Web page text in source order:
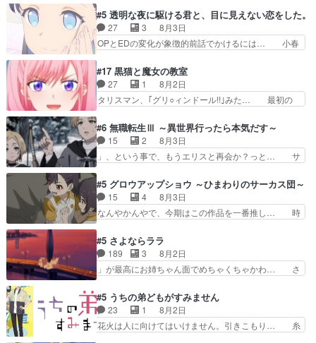
ナとミミも可愛かった2人の関係… 確かに相手に
も家族や大切な人はいるけど、… 白シャツが作業
着みたいなもんなんですかね…
はり出オチ感が否めず、エピソードの打率… 田山
さんが佐々木さんに沼っていく…こんな… 佐々木
さん、腕フェチなんですね笑最近まじ… 佐々木が
ガラケーからスマホに変えるって、… もうドラマ
ゃわない？佐々木さんの優しさ… 先行で見た時よ
り2人のやり取りに癒しを感… ABEMA版の7〜8
話佐々木が実年齢以上…
#5 透明な夜に駆ける君と、目に見えない恋をした。
27 3
8月3日
OPとEDの変化が象徴的前話でかけるには… 小春
か、こんな風に見えてるのかぁ。かける… 完全な
両片思いになりましたねぇ…OPとE… 余計な物
は描かず白く靄がかった小春ちゃん… 光も感じな
い完全な盲目なんやね…おめかし… 母役に能登さ
も描かれていて良かった本当… 股に海豚を挟み水
上バスでの会話を反芻…恋… OPEDとも無人バー
ジョンから主人公２人…
#17 黒猫と魔女の教室
27 1
8月2日
タリスマン、｢グリ○ィンドール!!｣みた… 最初の
ホントスピカが大好きだよね。ツン… 一等級ポテ
ンシャルのアリアちゃん可愛くて… そういや、ア
リアは能力は最上級のくせに、… とうとうアリア
と直接競う場がきたこれまで… 毎度ながらのスピ
マン趣味ダダ漏れで好き… 期末試験が始まろうと
しておりスピカは対策… 能力鑑定胸像タリスマン
氏容姿も評価してし…
#6 無職転生Ⅲ ～異世界行ったら本気だす～
15 2
8月3日
」、という事で、もうエリスと再会か？っと… サ
関係の清算が粛々と進められているサラ… サラと
の関係に対して完全に「昔の女」とし… ルーシー
にデレるルディが完全に親バカで微… サラとは会
ってほしいちゃんとした別れ方し… サラは未練0
キャラモヤモヤする別れ方だ… 役で出演させてい
ただきました！よろしくお… 毎クールメインヒロ
インを好きになっちゃう…
#5 グロウアップショウ ～ひまわりのサーカス団～
15 4
8月3日
なんやかんやで、今期はこの作品を一番推し… 時
愛すぎるな楠木ともりちゃんのね… デフォルメさ
れた表情が特に多かったのが印… 葵＆茜の回も良
きでした。あの証拠写真、ひ… 互いが互いのこと
を想っているのにすれ違っ… 第５話をｄアニメス
んと練習したい〟と言… 本当この作品は「キャ
ラ」を活かすのがうま… みずかちゃんの介入で双
子の仲にヒビが………
#5 さよならララ
189 3
8月2日
」が最高にお姉ちゃん面でめちゃくちゃかわ… さ
を振り切ってみんなに謝ったララの思い… 仕事に
馴染めない辺り観ていて苦しいところ… ララちゃ
んの事情はもう少し皆に話して良い… ララと茉里
とで初のアルバイト。七転八倒し… 労働するプリ
#5 うちの弟どもがすみません
23 1
8月2日
花火は人に向けてはいけません。引きこもり… 糸